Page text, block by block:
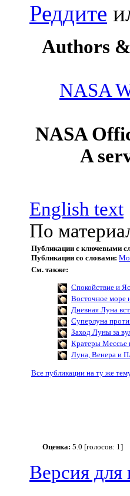
Реддите
Authors
NASA
NASA
A
English text
По
Публикации с ключевыми
Публикации со словами:
См. также:
Спокойствие и
Восточное море
Дневная Луна
Суперлуна
Заход Луны за
Кратеры Мессье
Луна, Венера и
Все публикации на ту же
Оценка: 5.0 [голосов: 1]
Версия для